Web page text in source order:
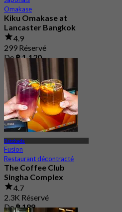
Omakase
Kiku Omakase at
Lancaster Bangkok
4.9
299 Réservé
De฿ 1,120
Ratchada
Fusion
Restaurant décontracté
The Coffee Club
Singha Complex
4.7
2.3K Réservé
De฿ 189